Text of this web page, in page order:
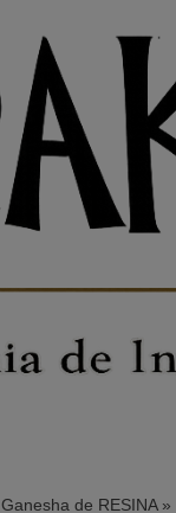
Ganesha de RESINA»